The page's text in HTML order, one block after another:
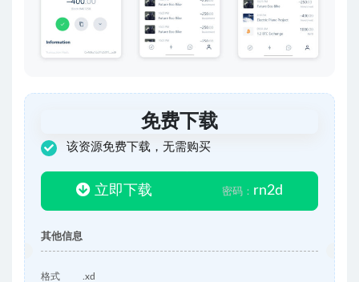
免费下载
该资源免费下载，无需购买
立即下载 密码： rn2d
其他信息
格式 .xd